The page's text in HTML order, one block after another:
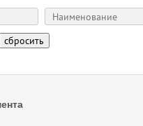
сбросить